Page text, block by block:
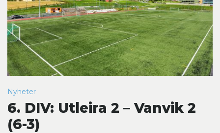
Nyheter
6. DIV: Utleira 2 – Vanvik 2
(6-3)